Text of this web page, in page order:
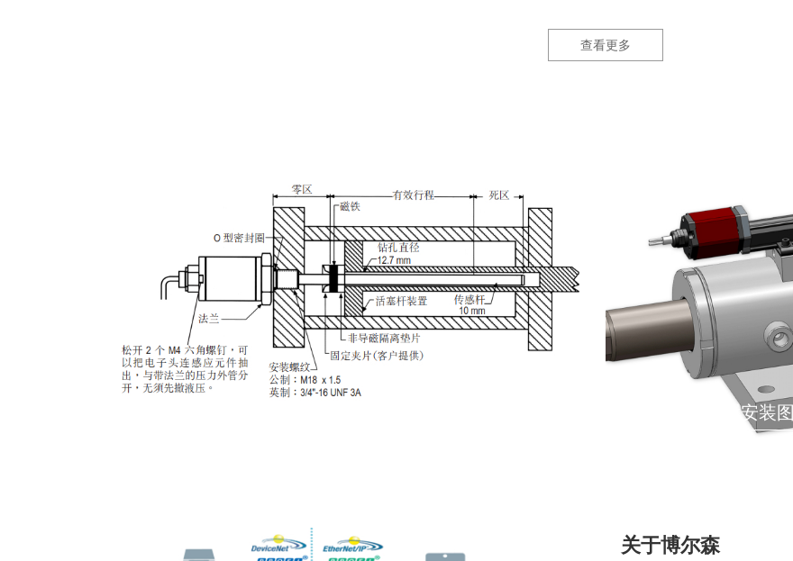
查看更多
液压油缸外置安装图
关于博尔森